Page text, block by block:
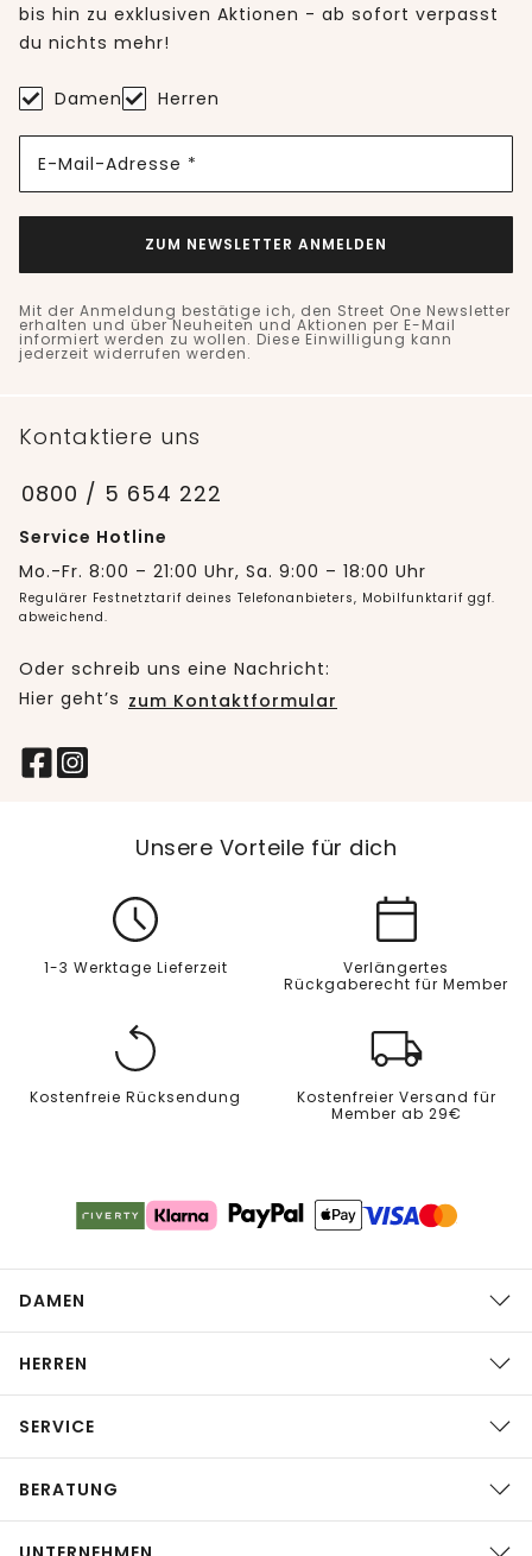
bis hin zu exklusiven Aktionen - ab sofort verpasst
du nichts mehr!
Damen Herren
E-Mail-Adresse *
ZUM NEWSLETTER ANMELDEN
Mit der Anmeldung bestätige ich, den Street One Newsletter
erhalten und über Neuheiten und Aktionen per E-Mail
informiert werden zu wollen. Diese Einwilligung kann
jederzeit widerrufen werden.
Kontaktiere uns
0800 / 5 654 222
Service Hotline
Mo.-Fr. 8:00 – 21:00 Uhr, Sa. 9:00 – 18:00 Uhr
Regulärer Festnetztarif deines Telefonanbieters, Mobilfunktarif ggf.
abweichend.
Oder schreib uns eine Nachricht:
Hier geht’s zum Kontaktformular
Unsere Vorteile für dich
1-3 Werktage Lieferzeit
Verlängertes
Rückgaberecht für Member
Kostenfreie Rücksendung
Kostenfreier Versand für
Member ab 29€
DAMEN
HERREN
SERVICE
BERATUNG